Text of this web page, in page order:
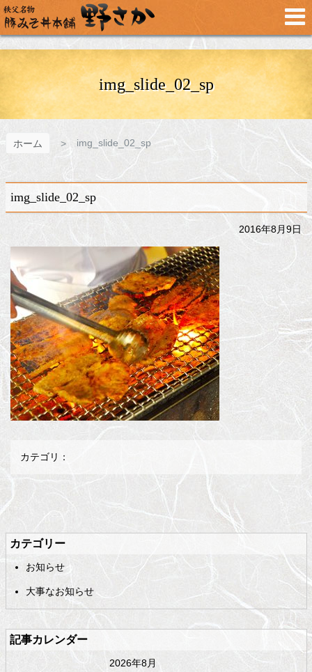
メ
イ
ン
コ
プ
img_slide_02_sp
ホーム img_slide_02_sp
img_slide_02_sp
2016年8月9日
カテゴリ：
メ
ン
ツ
の
先
ペ
ジ
戻
る
カテゴリー
お知らせ
大事なお知らせ
記事カレンダー
2026年8月